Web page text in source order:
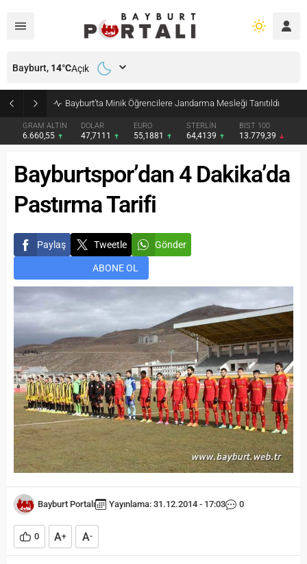
Bayburt’ta Minik Öğrencilere Jandarma Mesleği Tanıtıldı
GRAM ALTIN
6.660,55
DOLAR
47,7111
EURO
55,1881
STERLİN
64,4139
BIST 100
13.779,39
Bayburt, 14°CAçık
Bayburtspor’dan 4 Dakika’da
Pastırma Tarifi
Paylaş Tweetle Gönder
ABONE OL
Bayburt Portalı Yayınlama: 31.12.2014 - 17:03 0
0 A+ A-